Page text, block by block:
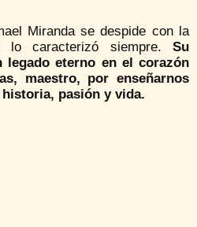
Miranda se despide con la
lo caracterizó siempre. Su
legado eterno en el corazón
maestro, por enseñarnos
pasión y vida.